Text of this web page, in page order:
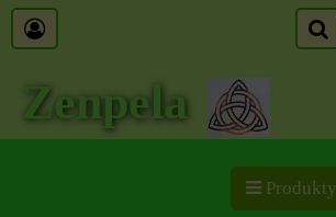
Zenpela
Produkty